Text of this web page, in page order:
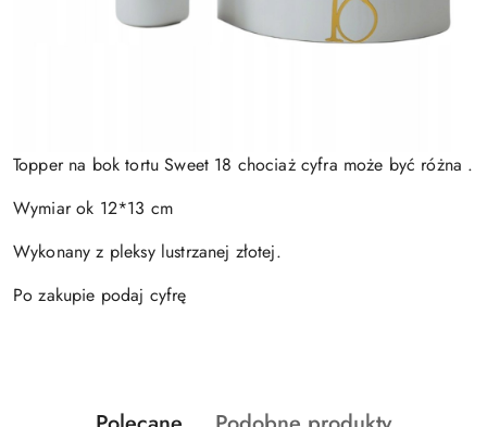
Topper na bok tortu Sweet 18 chociaż cyfra może być różna .
Wymiar ok 12*13 cm
Wykonany z pleksy lustrzanej złotej.
Po zakupie podaj cyfrę